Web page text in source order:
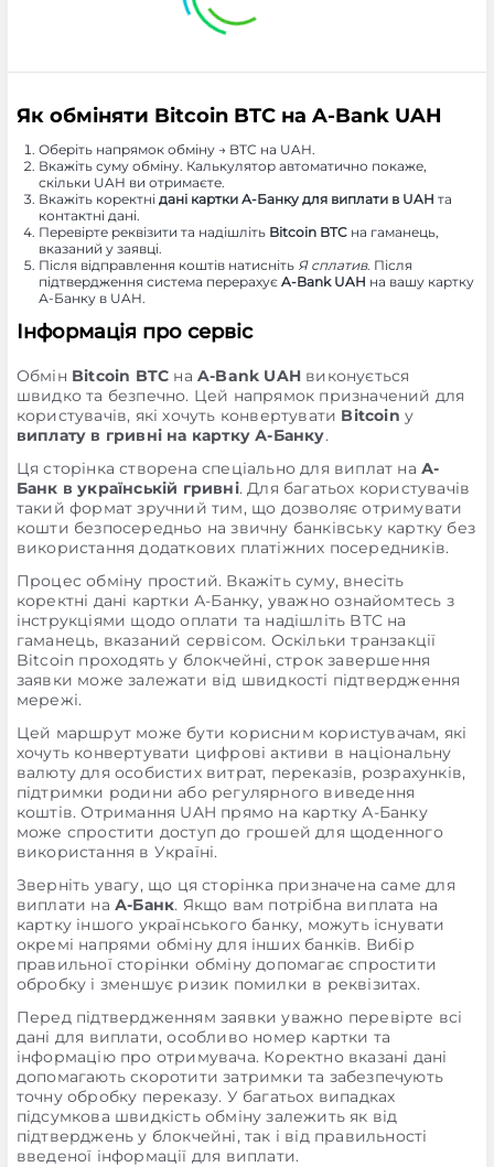
Як обміняти Bitcoin BTC на A-Bank UAH
Оберіть напрямок обміну → BTC на UAH.
Вкажіть суму обміну. Калькулятор автоматично покаже,
скільки UAH ви отримаєте.
Вкажіть коректні дані картки А-Банку для виплати в UAH та
контактні дані.
Перевірте реквізити та надішліть Bitcoin BTCна гаманець,
вказаний у заявці.
Після відправлення коштів натисніть Я сплатив. Після
підтвердження система перерахує A-Bank UAH на вашу картку
А-Банку в UAH.
Інформація про сервіс
Обмін Bitcoin BTC на A-Bank UAHвиконується
швидко та безпечно. Цей напрямок призначений для
користувачів, які хочуть конвертувати Bitcoin у
виплату в гривні на картку А-Банку.
Ця сторінка створена спеціально для виплат на А-
Банк в українській гривні. Для багатьох користувачів
такий формат зручний тим, що дозволяє отримувати
кошти безпосередньо на звичну банківську картку без
використання додаткових платіжних посередників.
Процес обміну простий. Вкажіть суму, внесіть
коректні дані картки А-Банку, уважно ознайомтесь з
інструкціями щодо оплати та надішліть BTC на
гаманець, вказаний сервісом. Оскільки транзакції
Bitcoin проходять у блокчейні, строк завершення
заявки може залежати від швидкості підтвердження
мережі.
Цей маршрут може бути корисним користувачам, які
хочуть конвертувати цифрові активи в національну
валюту для особистих витрат, переказів, розрахунків,
підтримки родини або регулярного виведення
коштів. Отримання UAH прямо на картку А-Банку
може спростити доступ до грошей для щоденного
використання в Україні.
Зверніть увагу, що ця сторінка призначена саме для
виплати на А-Банк. Якщо вам потрібна виплата на
картку іншого українського банку, можуть існувати
окремі напрями обміну для інших банків. Вибір
правильної сторінки обміну допомагає спростити
обробку і зменшує ризик помилки в реквізитах.
Перед підтвердженням заявки уважно перевірте всі
дані для виплати, особливо номер картки та
інформацію про отримувача. Коректно вказані дані
допомагають скоротити затримки та забезпечують
точну обробку переказу. У багатьох випадках
підсумкова швидкість обміну залежить як від
підтверджень у блокчейні, так і від правильності
введеної інформації для виплати.